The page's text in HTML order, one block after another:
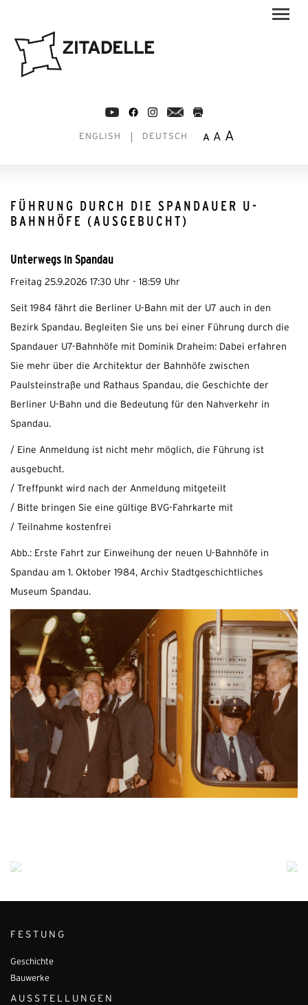
ENGLISH DEUTSCH A A A
FÜHRUNG DURCH DIE SPANDAUER U-
BAHNHÖFE (AUSGEBUCHT)
Unterwegs in Spandau
Freitag 25.9.2026 17:30 Uhr - 18:59 Uhr
Seit 1984 fährt die Berliner U-Bahn mit der U7 auch in den
Bezirk Spandau. Begleiten Sie uns bei einer Führung durch die
Spandauer U7-Bahnhöfe mit Dominik Draheim: Dabei erfahren
Sie mehr über die Architektur der Bahnhöfe zwischen
Paulsteinstraße und Rathaus Spandau, die Geschichte der
Berliner U-Bahn und die Bedeutung für den Nahverkehr in
Spandau.
/ Eine Anmeldung ist nicht mehr möglich, die Führung ist
ausgebucht.
/ Treffpunkt wird nach der Anmeldung mitgeteilt
/ Bitte bringen Sie eine gültige BVG-Fahrkarte mit
/ Teilnahme kostenfrei
Abb.: Erste Fahrt zur Einweihung der neuen U-Bahnhöfe in
Spandau am 1. Oktober 1984, Archiv Stadtgeschichtliches
Museum Spandau.
FESTUNG
Geschichte
Bauwerke
AUSSTELLUNGEN